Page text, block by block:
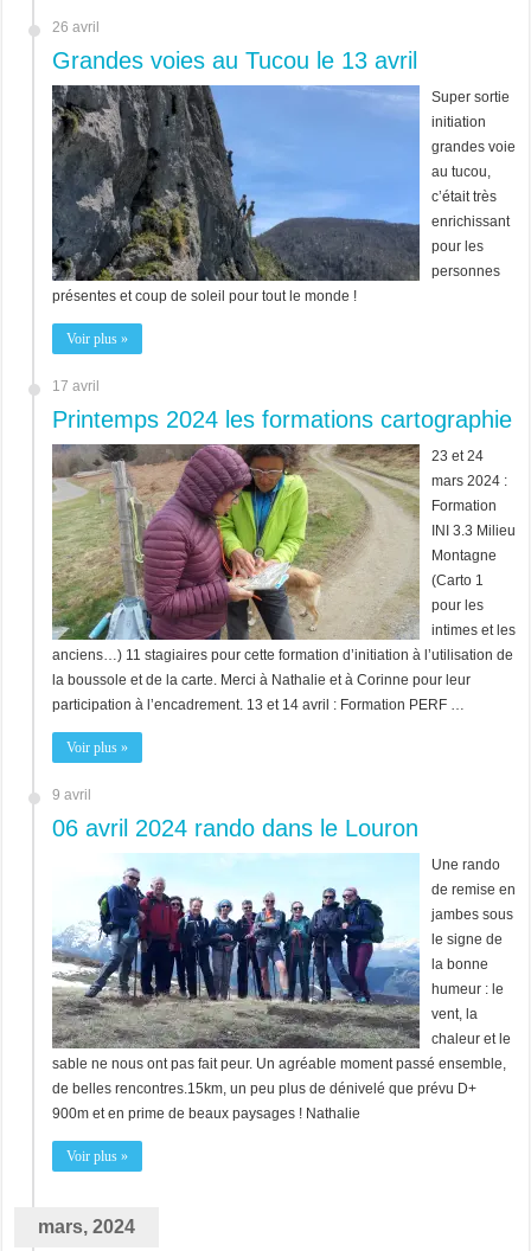
26 avril
Grandes voies au Tucou le 13 avril
Super sortie
initiation
grandes voie
au tucou,
c’était très
enrichissant
pour les
personnes
présentes et coup de soleil pour tout le monde !
Voir plus »
17 avril
Printemps 2024 les formations cartographie
23 et 24
mars 2024 :
Formation
INI 3.3 Milieu
Montagne
(Carto 1
pour les
intimes et les
anciens…) 11 stagiaires pour cette formation d’initiation à l’utilisation de
la boussole et de la carte. Merci à Nathalie et à Corinne pour leur
participation à l’encadrement. 13 et 14 avril : Formation PERF …
Voir plus »
9 avril
06 avril 2024 rando dans le Louron
Une rando
de remise en
jambes sous
le signe de
la bonne
humeur : le
vent, la
chaleur et le
sable ne nous ont pas fait peur. Un agréable moment passé ensemble,
de belles rencontres.15km, un peu plus de dénivelé que prévu D+
900m et en prime de beaux paysages ! Nathalie
Voir plus »
mars, 2024